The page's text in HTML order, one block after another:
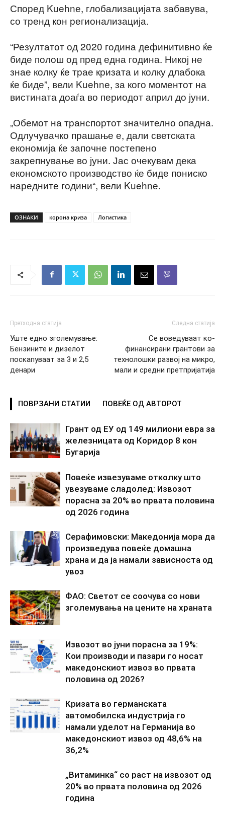
Според Kuehnе, глобализацијата забавува,
со тренд кон регионализација.
“Резултатот од 2020 година дефинитивно ќе
биде полош од пред една година. Никој не
знае колку ќе трае кризата и колку длабока
ќе биде”, вели Kuehnе, за кого моментот на
вистината доаѓа во периодот април до јуни.
„Обемот на транспортот значително опадна.
Одлучувачко прашање е, дали светската
економија ќе започне постепено
закрепнување во јуни. Јас очекувам дека
економското производство ќе биде пониско
наредните години“, вели Kuehnе.
ОЗНАКИ корона криза Логистика
Претходна статија
Уште едно зголемување:
Бензините и дизелот
поскапуваат за 3 и 2,5
денари
Следна статија
Се воведуваат ко-
финансирани грантови за
технолошки развој на микро,
мали и средни претпријатија
ПОВРЗАНИ СТАТИИ ПОВЕЌЕ ОД АВТОРОТ
Грант од ЕУ од 149 милиони евра за
железницата од Коридор 8 кон
Бугарија
Повеќе извезуваме отколку што
увезуваме сладолед: Извозот
порасна за 20% во првата половина
од 2026 година
Серафимовски: Македонија мора да
произведува повеќе домашна
храна и да ја намали зависноста од
увоз
ФАО: Светот се соочува со нови
зголемувања на цените на храната
Извозот во јуни порасна за 19%:
Кои производи и пазари го носат
македонскиот извоз во првата
половина од 2026?
Кризата во германската
автомобилска индустрија го
намали уделот на Германија во
македонскиот извоз од 48,6% на
36,2%
„Витаминка“ со раст на извозот од
20% во првата половина од 2026
година